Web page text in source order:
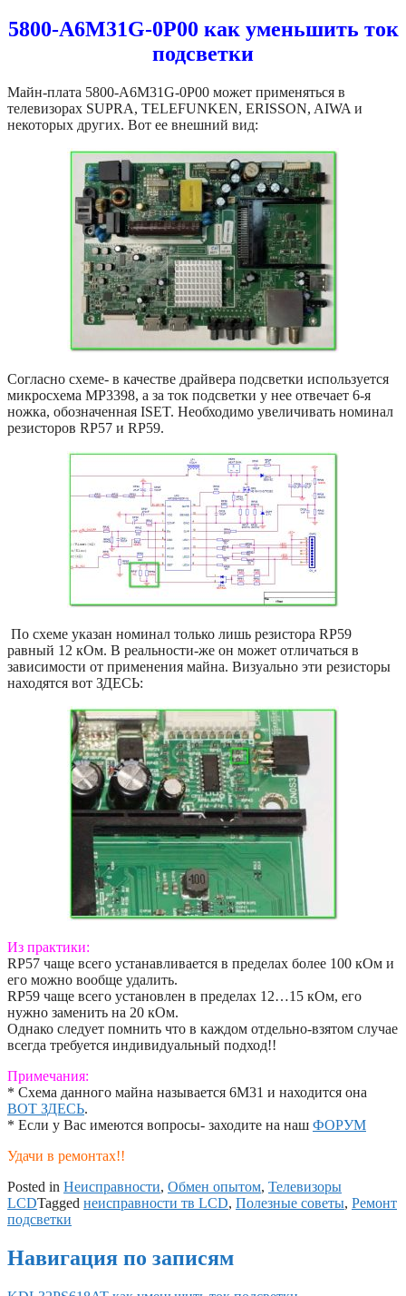
5800-A6M31G-0P00 как уменьшить ток
подсветки
Майн-плата 5800-A6M31G-0P00 может применяться в
телевизорах SUPRA, TELEFUNKEN, ERISSON, AIWA и
некоторых других. Вот ее внешний вид:
Согласно схеме- в качестве драйвера подсветки используется
микросхема MP3398, а за ток подсветки у нее отвечает 6-я
ножка, обозначенная ISET. Необходимо увеличивать номинал
резисторов RP57 и RP59.
По схеме указан номинал только лишь резистора RP59
равный 12 кОм. В реальности-же он может отличаться в
зависимости от применения майна. Визуально эти резисторы
находятся вот ЗДЕСЬ:
Из практики:
RP57 чаще всего устанавливается в пределах более 100 кОм и
его можно вообще удалить.
RP59 чаще всего установлен в пределах 12…15 кОм, его
нужно заменить на 20 кОм.
Однако следует помнить что в каждом отдельно-взятом случае
всегда требуется индивидуальный подход!!
Примечания:
* Схема данного майна называется 6M31 и находится она
ВОТ ЗДЕСЬ.
* Если у Вас имеются вопросы- заходите на наш ФОРУМ
Удачи в ремонтах!!
Posted in Неисправности, Обмен опытом, Телевизоры
LCDTagged неисправности тв LCD, Полезные советы, Ремонт
подсветки
Навигация по записям